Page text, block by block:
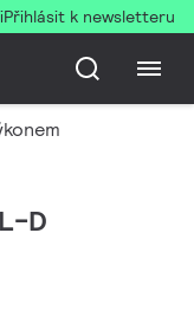
Přihlásit k newsletteru
D